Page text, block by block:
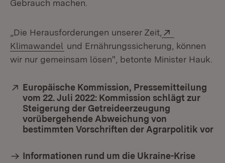
Gebrauch machen.
„Die Herausforderungen unserer Zeit,
Klimawandel (Öffnet in neuem Fenster)
und Ernährungssicherung, können
wir nur gemeinsam lösen", betonte Minister Hauk.
Extern:
Europäische Kommission, Pressemitteilung
vom 22. Juli 2022: Kommission schlägt zur
Steigerung der Getreideerzeugung
vorübergehende Abweichung von
bestimmten Vorschriften der Agrarpolitik vor
Informationen rund um die Ukraine-Krise